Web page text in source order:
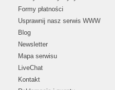
Formy płatności
Usprawnij nasz serwis WWW
Blog
Newsletter
Mapa serwisu
LiveChat
Kontakt